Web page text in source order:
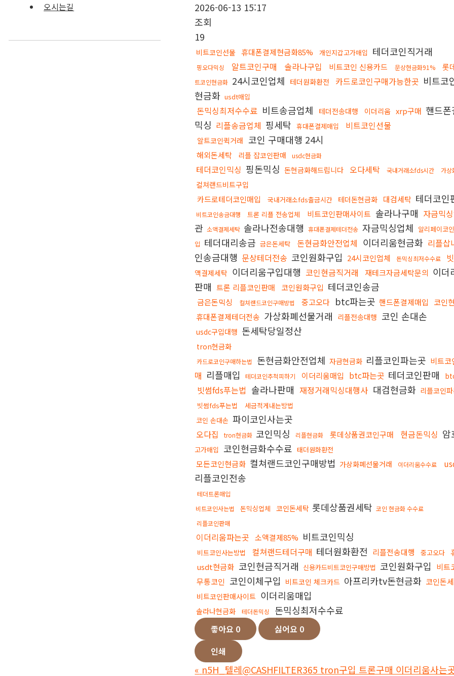
오시는길
2026-06-13 15:17
조회
19
비트코인선물 휴대폰결제현금화85% 개인지갑고가매입 테더코인직거래
핑오다믹싱 알트코인구매 솔라나구입 비트코인 신용카드 문상현금화91% 롯
트코인현금화 24시코인업체 테더원화환전 카드로코인구매가능한곳 비트코
현금화 usdt매입
돈믹싱최저수수료 비트송금업체 테더전송대행 이더리움 xrp구매 핸드폰
믹싱 리플송금업체 핑세탁 휴대폰결제매입 비트코인선물
알트코인퀵거래 코인 구매대행 24시
해외돈세탁 리플 잡코인판매 usdc현금화
테더코인믹싱 핑돈믹싱 돈현금화해드립니다 오다세탁 국내거래소fds시간 가상
컬쳐랜드비트구입
카드로테더코인매입 국내거래소fds출금시간 테더돈현금화 대검세탁 테더코인
비트코인송금대행 트론 리플 전송업체 비트코인판매사이트 솔라나구매 자금믹
관 소액결제세탁 솔라나전송대행 휴대폰결제테더전송 자금믹싱업체 알리페이코
입 테더대리송금 금은돈세탁 돈현금화안전업체 이더리움현금화 리플삽
인송금대행 문상테더전송 코인원화구입 24시코인업체 돈믹싱최저수수료
액결제세탁 이더리움구입대행 코인현금직거래 재테크자금세탁문의 이더
판매 트론 리플코인판매 코인원화구입 테더코인송금
금은돈믹싱 컬쳐랜드코인구매방법 중고오다 btc파는곳 핸드폰결제매입 코인
휴대폰결제테더전송 가상화폐선물거래 리플전송대행 코인 손대손
usdc구입대행 돈세탁당일정산
tron현금화
카드로코인구매하는법 돈현금화안전업체 자금현금화 리플코인파는곳 비트코
매 리플매입 테더코인추척피하기 이더리움매입 btc파는곳 테더코인판매
빗썸fds푸는법 솔라나판매 재정거래믹싱대행사 대검현금화 리플코인
빗썸fds푸는법
세금적게내는방법
코인 손대손 파이코인사는곳
오다집 tron현금화 코인믹싱 리플현금화 롯데상품권코인구매 현금돈믹싱 암
고가매입
코인현금화수수료 태더원화환전
모든코인현금화 컬쳐랜드코인구매방법 가상화폐선물거래 이더리움수수료
리플코인전송
테더트론매입
비트코인사는법
돈믹싱업체 코인돈세탁 롯데상품권세탁 코인 현금화 수수료
리플코인판매
이더리움파는곳 소액결제85% 비트코인믹싱
비트코인사는방법 컬쳐랜드테더구매 테더원화환전 리플전송대행 중고오다
usdt현금화 코인현금직거래 신용카드비트코인구매방법 코인원화구입 비트
무통코인 코인이체구입 비트코인 체크카드 아프리카tv돈현금화 코인돈
비트코인판매사이트 이더리움매입
솔라나현금화 테더돈믹싱 돈믹싱최저수수료
좋아요 0 싫어요 0
인쇄
« n5H_텔레@CASHFILTER365 tron구입 트론구매 이더리움사는